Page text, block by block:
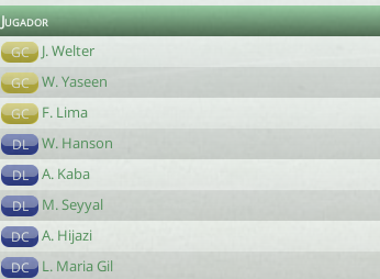
Jugador
GC J. Welter
GC W. Yaseen
GC F. Lima
DL W. Hanson
DL A. Kaba
DL M. Seyyal
DC A. Hijazi
DC L. Maria Gil